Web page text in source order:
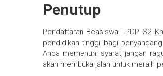
Penutup
Pendaftaran Beasiswa LPDP S2
pendidikan tinggi bagi
Anda memenuhi syarat, jangan
akan membuka jalan untuk meraih